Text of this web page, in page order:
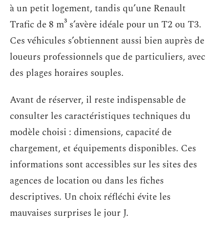
à un petit logement, tandis qu’une Renault
Trafic de 8 m³ s’avère idéale pour un T2 ou T3.
Ces véhicules s’obtiennent aussi bien auprès de
loueurs professionnels que de particuliers, avec
des plages horaires souples.
Avant de réserver, il reste indispensable de
consulter les caractéristiques techniques du
modèle choisi : dimensions, capacité de
chargement, et équipements disponibles. Ces
informations sont accessibles sur les sites des
agences de location ou dans les fiches
descriptives. Un choix réfléchi évite les
mauvaises surprises le jour J.